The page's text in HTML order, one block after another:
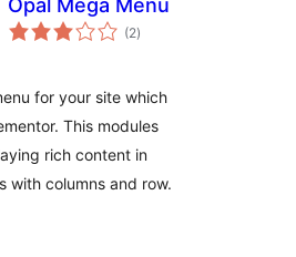
Opal Mega Menu
(2total
ratings
)
for your site which
This modules
rich content in
with columns and row.